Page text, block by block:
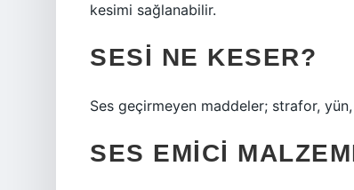
kesimi sağlanabilir.
SESI NE KESER?
Ses geçirmeyen maddeler; strafor,
SES EMICI